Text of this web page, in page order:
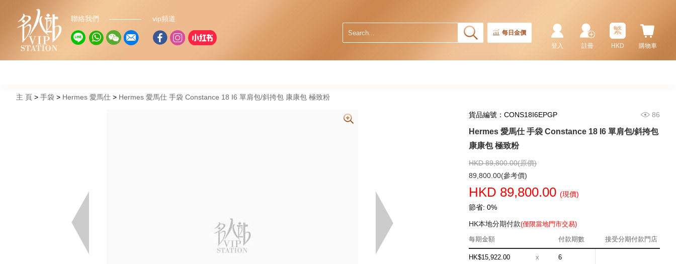
聯絡我們 vip頻道
每日金價
購物車
繁
HKD
註冊
登入
主 頁 手袋 Hermes 愛馬仕 Hermes 愛馬仕 手袋 Constance 18 I6 單肩包/斜挎包 康康包 極致粉
貨品編號：CONS18I6EPGP 86
Hermes 愛馬仕 手袋 Constance 18 I6 單肩包/斜挎包
康康包 極致粉
HKD 89,800.00(原價)
89,800.00(參考價)
HKD 89,800.00 (現價)
節省: 0%
HK本地分期付款(僅限當地門市交易)
每期金額
付款期數 接受分期付款門店
HK$15,922.00 x 6
Hermes 愛馬仕 手袋 Picotin 18